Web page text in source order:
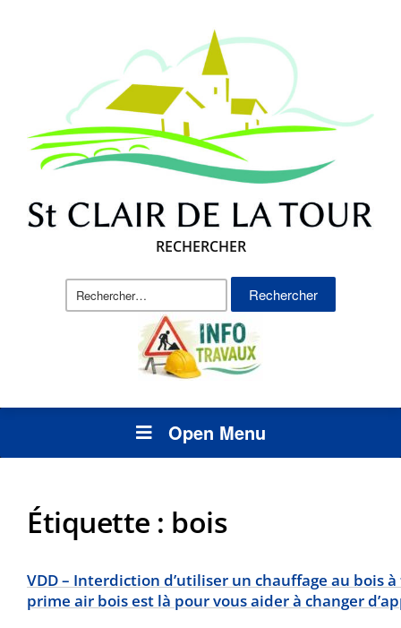
RECHERCHER
Rechercher :
Open Menu
Étiquette : bois
VDD – Interdiction d’utiliser un chauffage au bois
prime air bois est là pour vous aider à changer